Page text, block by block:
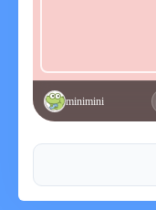
minimini